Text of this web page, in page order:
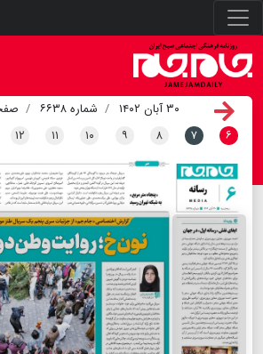
۳۰ آبان ۱۴۰۲ شماره ۶۶۳۸
۶ ۷ ۸ ۹ ۱۰ ۱۱ ۱۲